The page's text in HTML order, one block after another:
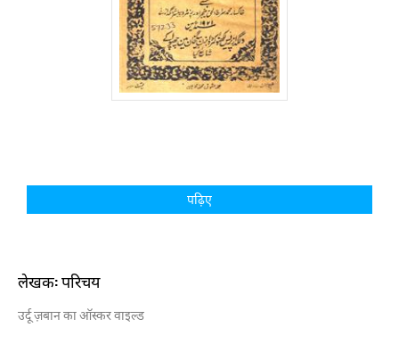
पढ़िए
लेखक: परिचय
उर्दू ज़बान का ऑस्कर वाइल्ड